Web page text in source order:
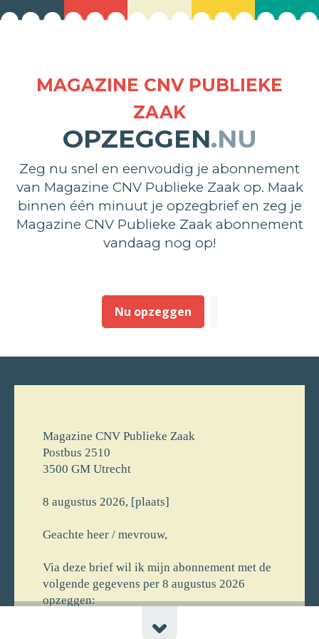
MAGAZINE CNV PUBLIEKE
ZAAK
OPZEGGEN.NU
Zeg nu snel en eenvoudig je abonnement
van Magazine CNV Publieke Zaak op. Maak
binnen één minuut je opzegbrief en zeg je
Magazine CNV Publieke Zaak abonnement
vandaag nog op!
Nu opzeggen
Magazine CNV Publieke Zaak
Postbus 2510
3500 GM Utrecht
8 augustus 2026, [plaats]
Geachte heer / mevrouw,
Via deze brief wil ik mijn abonnement met de
volgende gegevens per 8 augustus 2026
opzeggen:
[voornaam] [achternaam]